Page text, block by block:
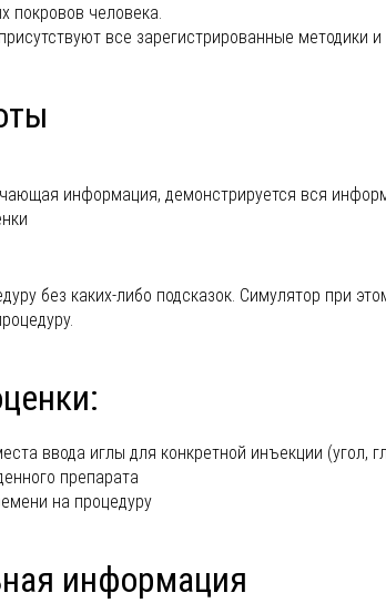
покровов человека.
все зарегистрированные методики
информация, демонстрируется вся
без каких-либо подсказок. Симулятор при
ввода иглы для конкретной инъекции (угол,
препарата
на процедуру
информация